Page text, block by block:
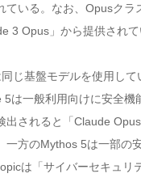
ている。なお、Opusクラ
3 Opus」から提供されて
じ基盤モデルを使用して
は一般利用向けに安全機
出されると「Claude
一方のMythos 5は一部の
は「サイバーセキュリ